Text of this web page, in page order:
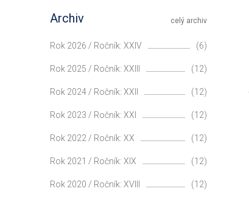
celý archiv
Archiv
Rok 2026 / Ročník: XXIV (6)
Rok 2025 / Ročník: XXIII (12)
Rok 2024 / Ročník: XXII (12)
Rok 2023 / Ročník: XXI (12)
Rok 2022 / Ročník: XX (12)
Rok 2021 / Ročník: XIX (12)
Rok 2020 / Ročník: XVIII (12)